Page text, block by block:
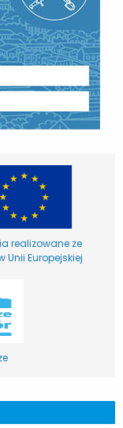
realizowane ze
Unii Europejskiej